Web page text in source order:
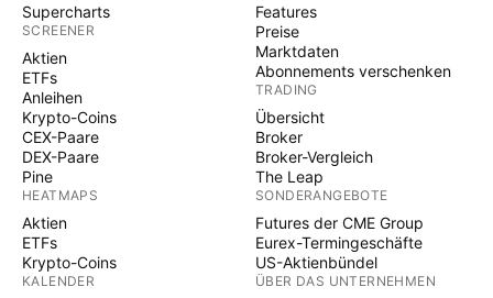
Supercharts
SCREENER
Aktien
ETFs
Anleihen
Krypto-Coins
CEX-Paare
DEX-Paare
Pine
HEATMAPS
Aktien
ETFs
Krypto-Coins
KALENDER
Features
Preise
Marktdaten
Abonnements verschenken
TRADING
Übersicht
Broker
Broker-Vergleich
The Leap
SONDERANGEBOTE
Futures der CME Group
Eurex-Termingeschäfte
US-Aktienbündel
ÜBER DAS UNTERNEHMEN